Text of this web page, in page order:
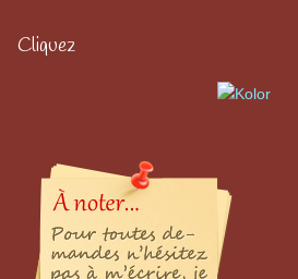
Cliquez